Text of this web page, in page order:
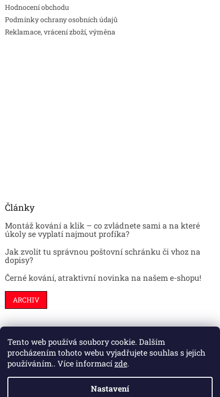
Tento web používá soubory cookie. Dalším
procházením tohoto webu vyjadřujete souhlas s jejich
používáním.. Více informacízde.
Nastavení
Hodnocení obchodu
Podmínky ochrany osobních údajů
Reklamace, vrácení zboží, výměna
Články
Montáž kování a klik – co zvládnete sami a na které
úkoly se vyplatí najmout profíka?
Jak zvolit tu správnou poštovní schránku či vhoz na
dopisy?
Černé kování, atraktivní novinka na našem e-shopu!
ARCHIV
Stavební pouzdra Interiéry Dveře
Vytvořil Shoptet